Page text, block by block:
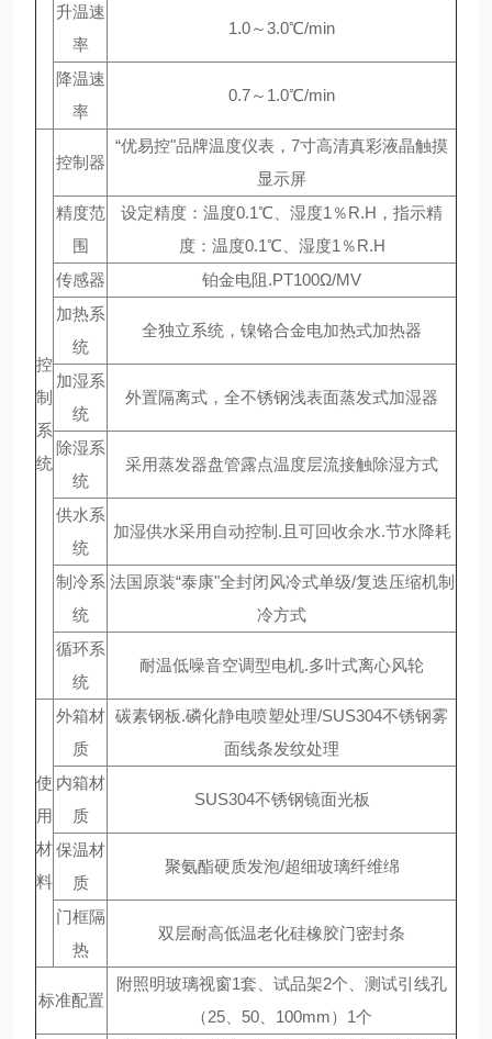
升温速
率
1.0～3.0℃/min
降温速
率
0.7～1.0℃/min
控
制
系
统
控制器
“优易控"品牌温度仪表，7寸高清真彩液晶触摸
显示屏
精度范
围
设定精度：温度0.1℃、湿度1％R.H，指示精
度：温度0.1℃、湿度1％R.H
传感器
铂金电阻.PT100Ω/MV
加热系
统
全独立系统，镍铬合金电加热式加热器
加湿系
统
外置隔离式，全不锈钢浅表面蒸发式加湿器
除湿系
统
采用蒸发器盘管露点温度层流接触除湿方式
供水系
统
加湿供水采用自动控制.且可回收余水.节水降耗
制冷系
统
法国原装“泰康"全封闭风冷式单级/复迭压缩机制
冷方式
循环系
统
耐温低噪音空调型电机.多叶式离心风轮
使
用
材
料
外箱材
质
碳素钢板.磷化静电喷塑处理/SUS304不锈钢雾
面线条发纹处理
内箱材
质
SUS304不锈钢镜面光板
保温材
质
聚氨酯硬质发泡/超细玻璃纤维绵
门框隔
热
双层耐高低温老化硅橡胶门密封条
标准配置
附照明玻璃视窗1套、试品架2个、测试引线孔
（25、50、100mm）1个